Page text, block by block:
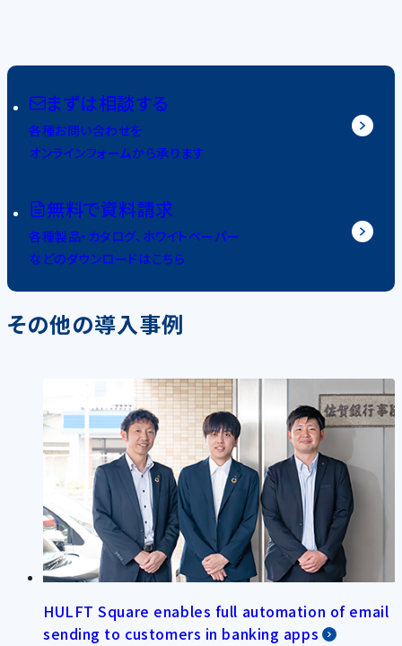
まずは相談する
各種お問い合わせを
オンラインフォームから承ります
無料で資料請求
各種製品・カタログ、ホワイトペーパー
などのダウンロードはこちら
その他の導入事例
HULFT Square enables full automation of email
sending to customers in banking apps